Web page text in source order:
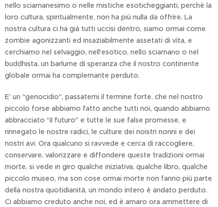
nello sciamanesimo o nelle mistiche esoticheggianti, perchè la
loro cultura, spiritualmente, non ha più nulla da offrire. La
nostra cultura ci ha già tutti uccisi dentro, siamo ormai come
zombie agonizzanti ed insaziabilmente assetati di vita, e
cerchiamo nel selvaggio, nell'esotico, nello sciamano o nel
buddhista, un barlume di speranza che il nostro continente
globale ormai ha complemante perduto.
E' un "genocidio", passatemi il termine forte, che nel nostro
piccolo forse abbiamo fatto anche tutti noi, quando abbiamo
abbracciato "il futuro" e tutte le sue false promesse, e
rinnegato le nostre radici, le culture dei noistri nonni e dei
nostri avi. Ora qualcuno si ravvede e cerca di raccogliere,
conservare, valorizzare e diffondere queste tradizioni ormai
morte, si vede in giro qualche iniziativa, qualche libro, qualche
piccolo museo, ma son cose ormai morte non fanno più parte
della nostra quotidianità, un mondo intero è andato perduto.
Ci abbiamo creduto anche noi, ed è amaro ora ammettere di